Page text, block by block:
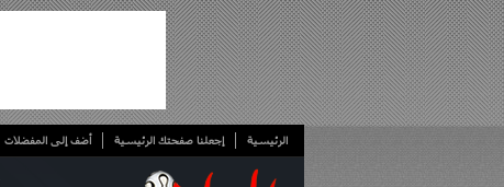
الرئيسية إجعلنا صفحتك الرئيسية أضف إلى المفضلات